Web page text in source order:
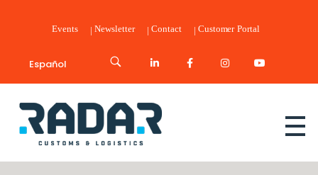
Events Newsletter Contact Customer Portal
Español
Radar Customs & Logistics